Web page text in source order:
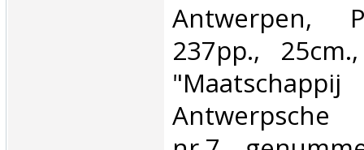
‎Antwerpen,
237pp.,